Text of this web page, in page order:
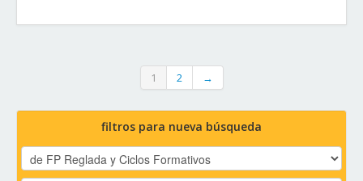
1 2 →
filtros para nueva búsqueda